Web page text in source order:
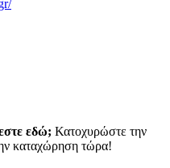
εδώ; Κατοχυρώστε την
καταχώρηση τώρα!